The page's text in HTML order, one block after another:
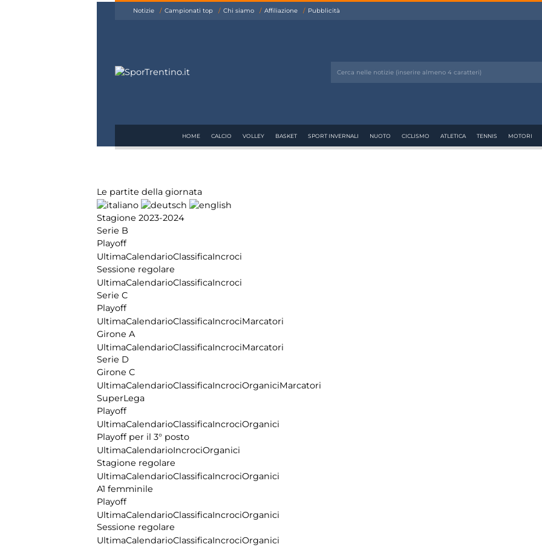
Notizie Campionati top Chi siamo Affiliazione Pubblicità
HOME CALCIO VOLLEY BASKET SPORT INVERNALI NUOTO CICLISMO ATLETICA TENNIS MOTORI
Le partite della giornata
Stagione 2023-2024
Serie B
Playoff
UltimaCalendarioClassificaIncroci
Sessione regolare
UltimaCalendarioClassificaIncroci
Serie C
Playoff
UltimaCalendarioClassificaIncrociMarcatori
Girone A
UltimaCalendarioClassificaIncrociMarcatori
Serie D
Girone C
UltimaCalendarioClassificaIncrociOrganiciMarcatori
SuperLega
Playoff
UltimaCalendarioClassificaIncrociOrganici
Playoff per il 3° posto
UltimaCalendarioIncrociOrganici
Stagione regolare
UltimaCalendarioClassificaIncrociOrganici
A1 femminile
Playoff
UltimaCalendarioClassificaIncrociOrganici
Sessione regolare
UltimaCalendarioClassificaIncrociOrganici